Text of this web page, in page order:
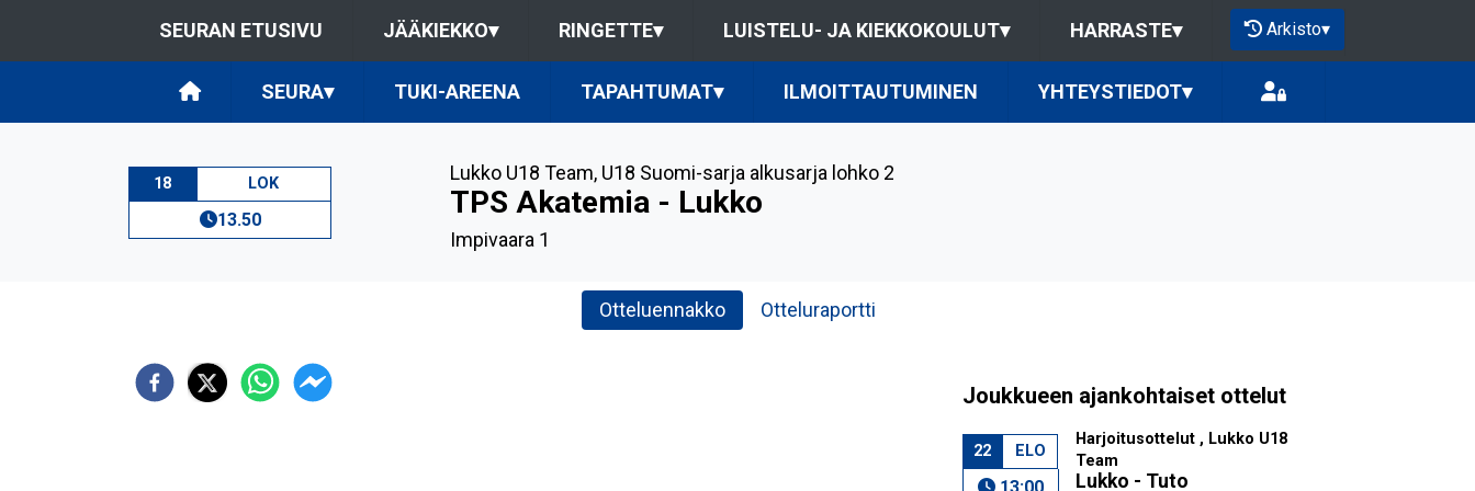
SEURAN ETUSIVU JÄÄKIEKKO▾ RINGETTE▾ LUISTELU- JA KIEKKOKOULUT▾ HARRASTE▾ Arkisto▾
SEURA▾ TUKI-AREENA TAPAHTUMAT▾ ILMOITTAUTUMINEN YHTEYSTIEDOT▾
18 LOK
13.50
Lukko U18 Team, U18 Suomi-sarja alkusarja lohko 2
TPS Akatemia - Lukko
Impivaara 1
Otteluennakko Otteluraportti
Joukkueen ajankohtaiset ottelut
22 ELO
Harjoitusottelut , Lukko U18
Team
Lukko - Tuto